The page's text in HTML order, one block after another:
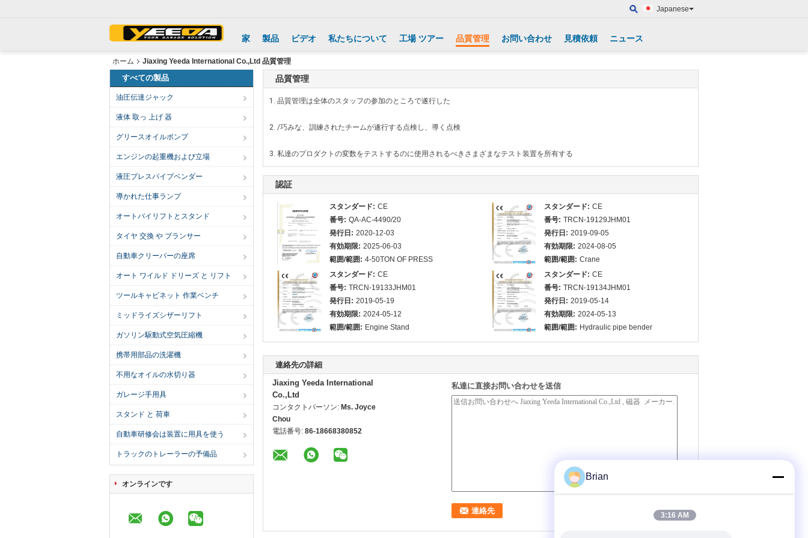
Japanese
家 製品 ビデオ 私たちについて 工場 ツアー 品質管理 お問い合わせ 見積依頼 ニュース
ホーム Jiaxing Yeeda International Co.,Ltd 品質管理
すべての製品
油圧伝達ジャック
液体 取っ 上げ 器
グリースオイルポンプ
エンジンの起重機および立場
液圧プレスパイプベンダー
導かれた仕事ランプ
オートバイリフトとスタンド
タイヤ 交換 や ブランサー
自動車クリーパーの座席
オート ワイルド ドリーズ と リフト
ツールキャビネット 作業ベンチ
ミッドライズシザーリフト
ガソリン駆動式空気圧縮機
携帯用部品の洗濯機
不用なオイルの水切り器
ガレージ手用具
スタンド と 荷車
自動車研修会は装置に用具を使う
トラックのトレーラーの予備品
オンラインです
品質管理
1. 品質管理は全体のスタッフの参加のところで遂行した
2. /巧みな、訓練されたチームが遂行する点検し、導く点検
3. 私達のプロダクトの変数をテストするのに使用されるべきさまざまなテスト装置を所有する
認証
スタンダード: CE
番号: QA-AC-4490/20
発行日: 2020-12-03
有効期限: 2025-06-03
範囲/範囲: 4-50TON OF PRESS
スタンダード: CE
番号: TRCN-19129JHM01
発行日: 2019-09-05
有効期限: 2024-08-05
範囲/範囲: Crane
スタンダード: CE
番号: TRCN-19133JHM01
発行日: 2019-05-19
有効期限: 2024-05-12
範囲/範囲: Engine Stand
スタンダード: CE
番号: TRCN-19134JHM01
発行日: 2019-05-14
有効期限: 2024-05-13
範囲/範囲: Hydraulic pipe bender
連絡先の詳細
Jiaxing Yeeda International
Co.,Ltd
コンタクトパーソン: Ms. Joyce
Chou
電話番号: 86-18668380852
私達に直接お問い合わせを送信
Brian
3:16 AM